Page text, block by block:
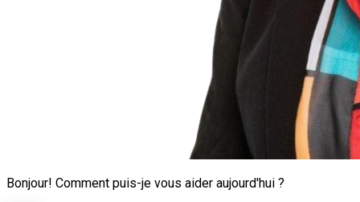
Bonjour! Comment puis-je vous aider aujourd'hui ?